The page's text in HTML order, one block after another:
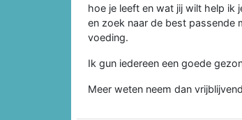
hoe je leeft en wat jij wilt help ik
en zoek naar de best passende
voeding.
Ik gun iedereen een goede
Meer weten neem dan